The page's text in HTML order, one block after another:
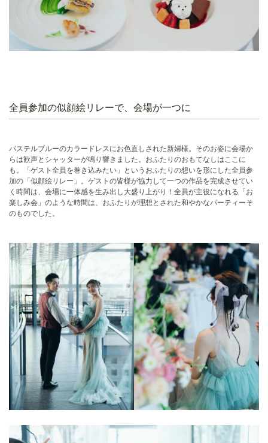
全員参加の似顔絵リレーで、会場が一つに
パステルブルーのカラードレスにお色直しされた新婦様。そのお姿に会場か
らは歓声とシャッターが鳴り響きました。おふたりのおもてなしはここに
も。「ゲスト全員を巻き込みたい」というおふたりの想いを形にした全員参
加の「似顔絵リレー」。ゲストの皆様が協力して一つの作品を完成させてい
く時間は、会場に一体感を生み出し大盛り上がり！全員が主役になれる「お
楽しみ会」のような時間は、おふたりが理想とされた和やかなパーティーそ
のものでした。